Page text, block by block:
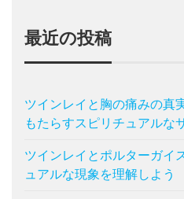
最近の投稿
ツインレイと胸の痛みの真
もたらすスピリチュアルな
ツインレイとポルターガイ
ュアルな現象を理解しよう